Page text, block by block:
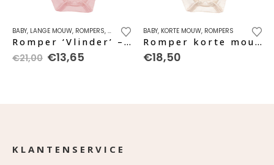
Dit product heeft meerdere variaties. Deze optie kan gekozen worden op de productpagina
BABY, LANGE MOUW, ROMPERS, SALE
Romper ‘Vlinder’ – soft rose
€21,00 Oorspronkelijke
prijs
€13,65
Dit product heeft meerdere variaties. Deze optie kan gekozen worden op de productpagina
BABY, KORTE MOUW, ROMPERS
Romper korte mouw ‘Kleine Keutel’ – caramel
€18,50
KLANTENSERVICE